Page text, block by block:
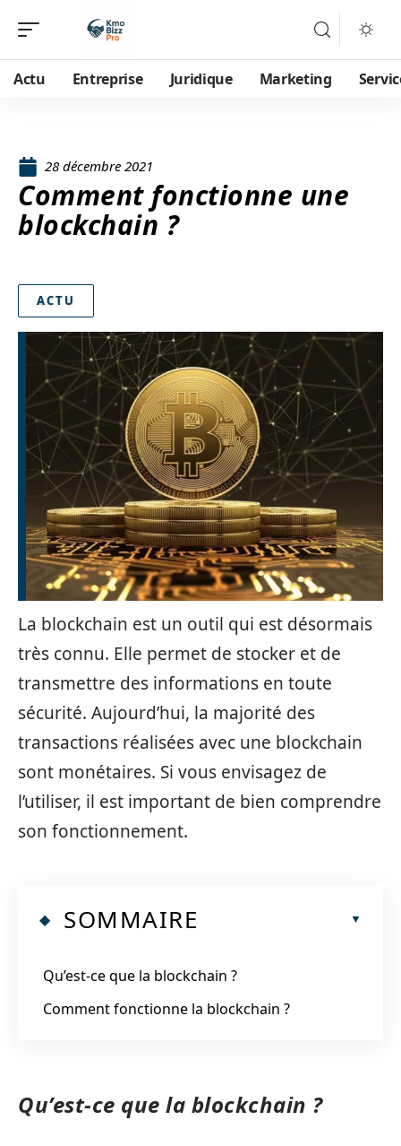
Actu Entreprise Juridique Marketing
28 décembre 2021
Comment fonctionne une
blockchain ?
ACTU
La blockchain est un outil qui est désormais
très connu. Elle permet de stocker et de
transmettre des informations en toute
sécurité. Aujourd’hui, la majorité des
transactions réalisées avec une blockchain
sont monétaires. Si vous envisagez de
l’utiliser, il est important de bien comprendre
son fonctionnement.
SOMMAIRE
Qu’est-ce que la blockchain ?
Comment fonctionne la blockchain ?
Qu’est-ce que la blockchain ?